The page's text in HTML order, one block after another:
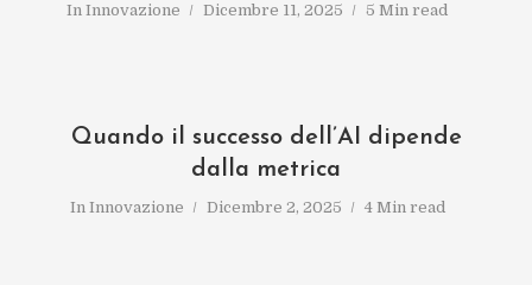
In Innovazione Dicembre 11, 2025 5 Min read
Quando il successo dell’AI dipende
dalla metrica
In Innovazione Dicembre 2, 2025 4 Min read